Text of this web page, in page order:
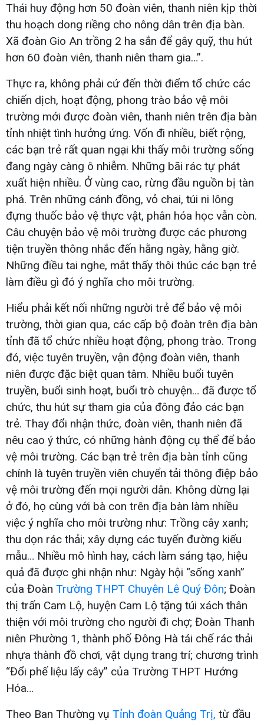
Thái huy động hơn 50 đoàn viên, thanh niên kịp thời
thu hoạch dong riềng cho nông dân trên địa bàn.
Xã đoàn Gio An trồng 2 ha sắn để gây quỹ, thu hút
hơn 60 đoàn viên, thanh niên tham gia…”.
Thực ra, không phải cứ đến thời điểm tổ chức các
chiến dịch, hoạt động, phong trào bảo vệ môi
trường mới được đoàn viên, thanh niên trên địa bàn
tỉnh nhiệt tình hưởng ứng. Vốn đi nhiều, biết rộng,
các bạn trẻ rất quan ngại khi thấy môi trường sống
đang ngày càng ô nhiễm. Những bãi rác tự phát
xuất hiện nhiều. Ở vùng cao, rừng đầu nguồn bị tàn
phá. Trên những cánh đồng, vỏ chai, túi ni lông
đựng thuốc bảo vệ thực vật, phân hóa học vẫn còn.
Câu chuyện bảo vệ môi trường được các phương
tiện truyền thông nhắc đến hằng ngày, hằng giờ.
Những điều tai nghe, mắt thấy thôi thúc các bạn trẻ
làm điều gì đó ý nghĩa cho môi trường.
Hiểu phải kết nối những người trẻ để bảo vệ môi
trường, thời gian qua, các cấp bộ đoàn trên địa bàn
tỉnh đã tổ chức nhiều hoạt động, phong trào. Trong
đó, việc tuyên truyền, vận động đoàn viên, thanh
niên được đặc biệt quan tâm. Nhiều buổi tuyên
truyền, buổi sinh hoạt, buổi trò chuyện… đã được tổ
chức, thu hút sự tham gia của đông đảo các bạn
trẻ. Thay đổi nhận thức, đoàn viên, thanh niên đã
nêu cao ý thức, có những hành động cụ thể để bảo
vệ môi trường. Các bạn trẻ trên địa bàn tỉnh cũng
chính là tuyên truyền viên chuyển tải thông điệp bảo
vệ môi trường đến mọi người dân. Không dừng lại
ở đó, họ cùng với bà con trên địa bàn làm nhiều
việc ý nghĩa cho môi trường như: Trồng cây xanh;
thu dọn rác thải; xây dựng các tuyến đường kiểu
mẫu… Nhiều mô hình hay, cách làm sáng tạo, hiệu
quả đã được ghi nhận như: Ngày hội “sống xanh”
của Đoàn Trường THPT Chuyên Lê Quý Đôn; Đoàn
thị trấn Cam Lộ, huyện Cam Lộ tặng túi xách thân
thiện với môi trường cho người đi chợ; Đoàn Thanh
niên Phường 1, thành phố Đông Hà tái chế rác thải
nhựa thành đồ chơi, vật dụng trang trí; chương trình
“Đổi phế liệu lấy cây” của Trường THPT Hướng
Hóa…
Theo Ban Thường vụ Tỉnh đoàn Quảng Trị, từ đầu